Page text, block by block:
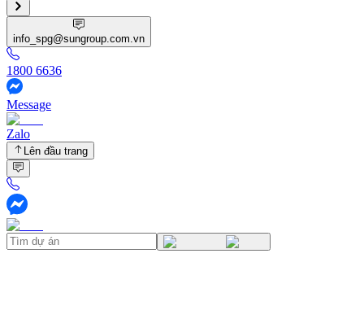
info_spg@sungroup.com.vn
1800 6636
Message
Zalo
Lên đầu trang